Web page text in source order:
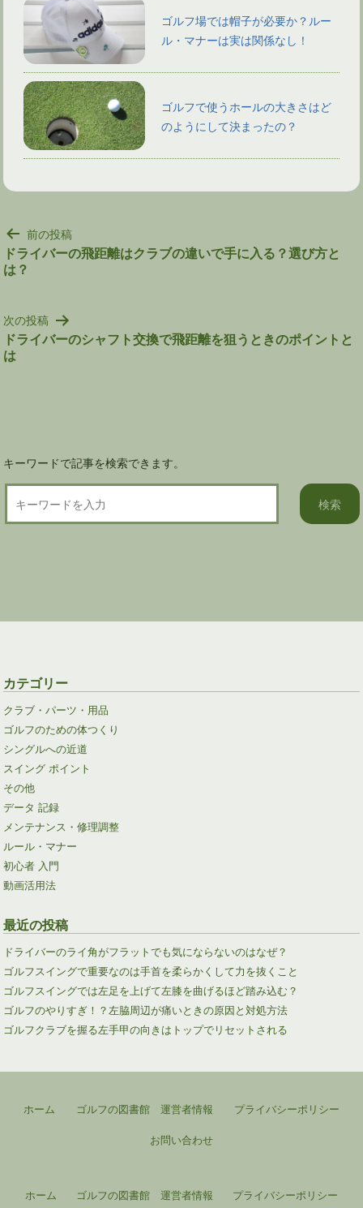
ゴルフ場では帽子が必要か？ルー
ル・マナーは実は関係なし！
ゴルフで使うホールの大きさはど
のようにして決まったの？
投
稿
ナ
ゲ
ー
シ
ョ
前の投稿
ドライバーの飛距離はクラブの違いで手に入る？選び方と
は？
次の投稿
ドライバーのシャフト交換で飛距離を狙うときのポイントと
は
キーワードで記事を検索できます。
カテゴリー
クラブ・パーツ・用品
ゴルフのための体つくり
シングルへの近道
スイング ポイント
その他
データ 記録
メンテナンス・修理調整
ルール・マナー
初心者 入門
動画活用法
最近の投稿
ドライバーのライ角がフラットでも気にならないのはなぜ？
ゴルフスイングで重要なのは手首を柔らかくして力を抜くこと
ゴルフスイングでは左足を上げて左膝を曲げるほど踏み込む？
ゴルフのやりすぎ！？左脇周辺が痛いときの原因と対処方法
ゴルフクラブを握る左手甲の向きはトップでリセットされる
ホーム ゴルフの図書館 運営者情報
プライバシーポリシー
お問い合わせ
ホーム ゴルフの図書館 運営者情報 プライバシーポリシー